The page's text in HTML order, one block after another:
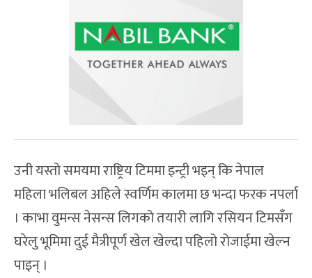
उनी यस्तो समयमा राष्ट्रिय टिममा इन्ट्री भइन् कि नेपाल
महिला भलिबल अहिले स्वर्णिम कालमा छ भन्दा फरक नपर्ला
। काभा वुमन्स नेसन्स लिगको तयारी लागि रसियन टिमसँग
घरेलु भूमिमा दुई मैत्रीपूर्ण खेल खेल्दा पहिलो रोजाईमा खेल्न
पाइन् ।